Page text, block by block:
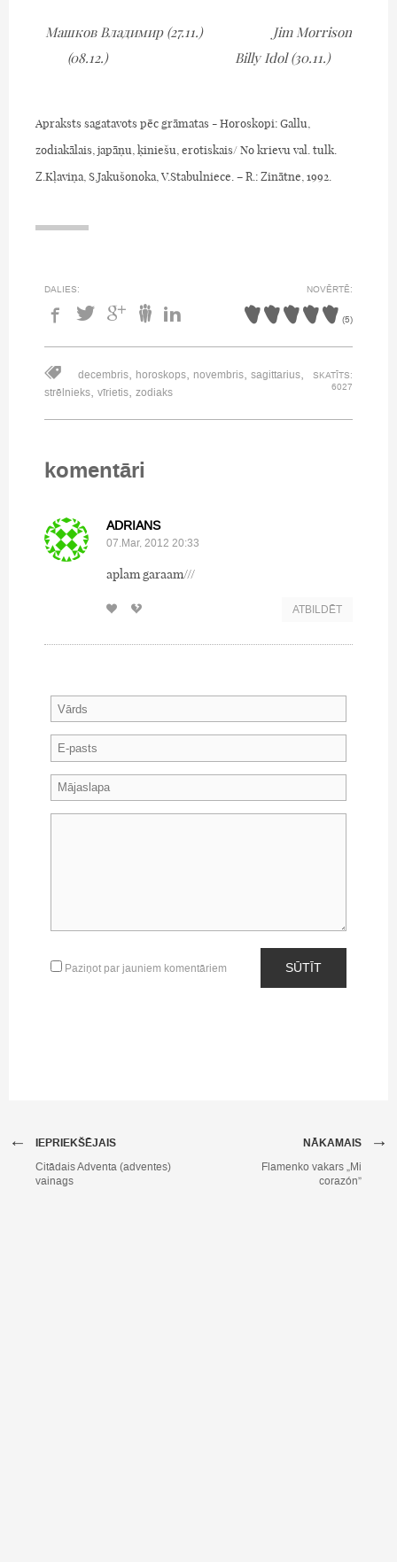
Машков Владимир (27.11.) Jim Morrison
(08.12.) Billy Idol (30.11.)
Apraksts sagatavots pēc grāmatas - Horoskopi: Gallu,
zodiakālais, japāņu, ķiniešu, erotiskais/ No krievu val. tulk.
Z.Kļaviņa, S.Jakušonoka, V.Stabulniece. – R.: Zinātne, 1992.
DALIES: NOVĒRTĒ:
(5)
decembris, horoskops, novembris, sagittarius,
strēlnieks, vīrietis, zodiaks
SKATĪTS:
6027
komentāri
ADRIANS
07.Mar, 2012 20:33
aplam garaam///
ATBILDĒT
Paziņot par jauniem komentāriem SŪTĪT
IEPRIEKŠĒJAIS
←
Citādais Adventa (adventes)
vainags
NĀKAMAIS →
Flamenko vakars „Mi
corazón”